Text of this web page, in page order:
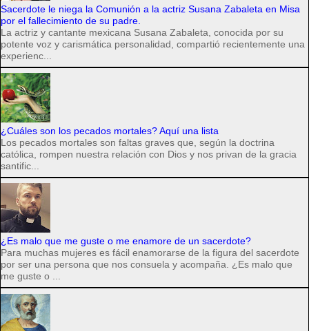
Sacerdote le niega la Comunión a la actriz Susana Zabaleta en Misa
por el fallecimiento de su padre.
La actriz y cantante mexicana Susana Zabaleta, conocida por su
potente voz y carismática personalidad, compartió recientemente una
experienc...
¿Cuáles son los pecados mortales? Aquí una lista
Los pecados mortales son faltas graves que, según la doctrina
católica, rompen nuestra relación con Dios y nos privan de la gracia
santific...
¿Es malo que me guste o me enamore de un sacerdote?
Para muchas mujeres es fácil enamorarse de la figura del sacerdote
por ser una persona que nos consuela y acompaña. ¿Es malo que
me guste o ...